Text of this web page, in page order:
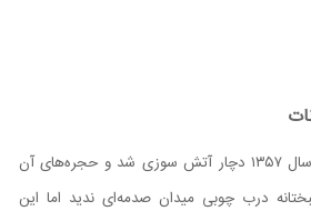
کاروانسرای خانات تهران در سال ۱۳۵۷ دچار آتش سوزی شد و حجره‌های آن
درب چوبی میدان صدمه‌ای ندید اما این